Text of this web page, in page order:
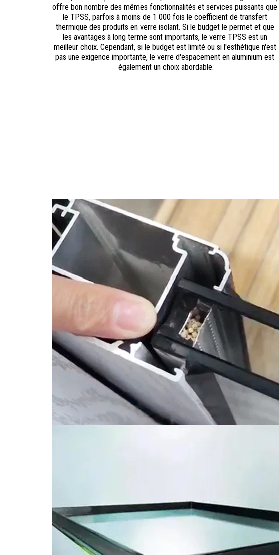
offre bon nombre des mêmes fonctionnalités et services puissants que
le TPSS, parfois à moins de 1 000 fois le coefficient de transfert
thermique des produits en verre isolant. Si le budget le permet et que
les avantages à long terme sont importants, le verre TPSS est un
meilleur choix. Cependant, si le budget est limité ou si l'esthétique n'est
pas une exigence importante, le verre d'espacement en aluminium est
également un choix abordable.